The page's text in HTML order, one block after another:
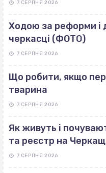
7 СЕРПНЯ 2026
Ходою за реформи і
черкасці (ФОТО)
7 СЕРПНЯ 2026
Що робити, якщо
тварина
7 СЕРПНЯ 2026
Як живуть і
та реєстр на
7 СЕРПНЯ 2026